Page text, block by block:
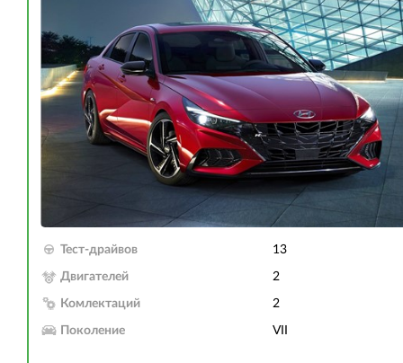
Тест-драйвов 13
Двигателей 2
Комлектаций 2
Поколение VII